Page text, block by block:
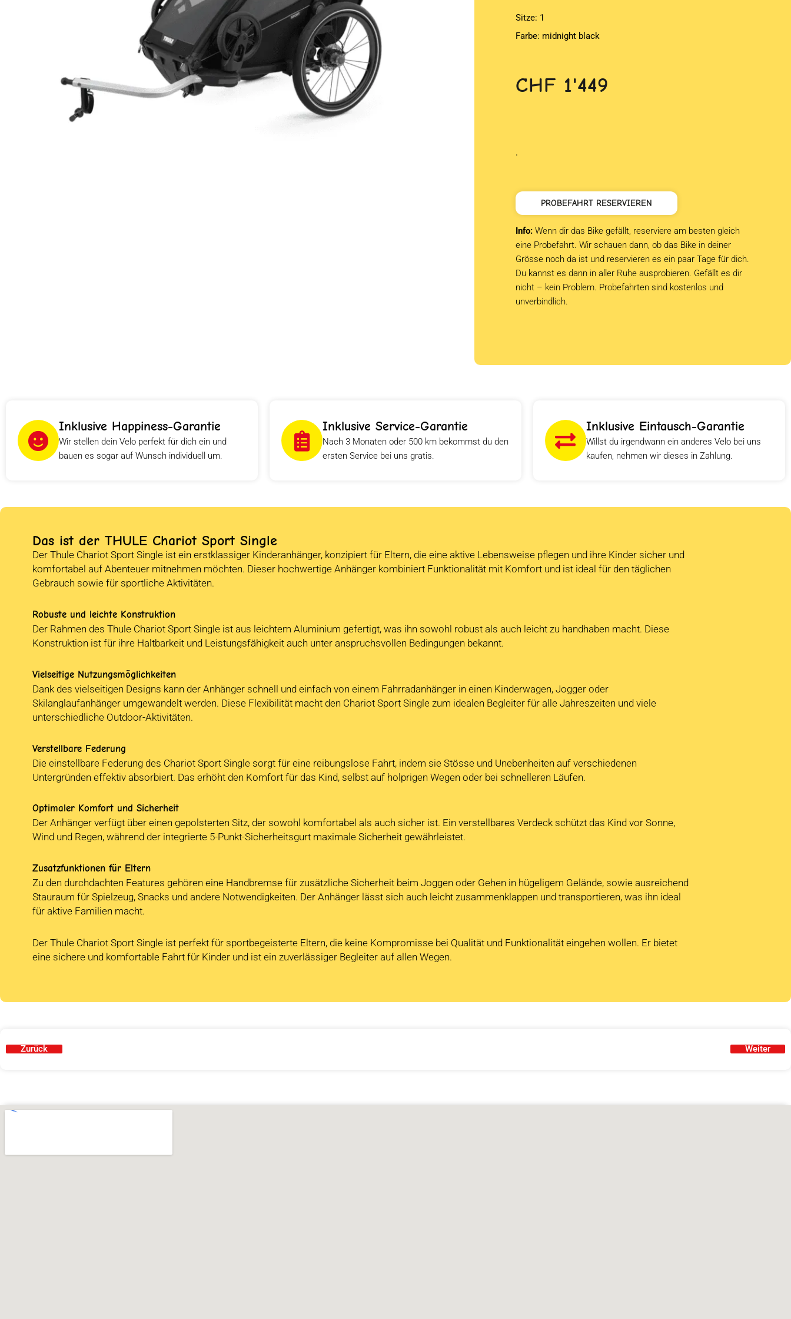
Sitze: 1
Farbe: midnight black
CHF 1'449
.
PROBEFAHRT RESERVIEREN
Info: Wenn dir das Bike gefällt, reserviere am besten gleich
eine Probefahrt. Wir schauen dann, ob das Bike in deiner
Grösse noch da ist und reservieren es ein paar Tage für dich.
Du kannst es dann in aller Ruhe ausprobieren. Gefällt es dir
nicht – kein Problem. Probefahrten sind kostenlos und
unverbindlich.
Inklusive Happiness-Garantie
Wir stellen dein Velo perfekt für dich ein und
bauen es sogar auf Wunsch individuell um.
Inklusive Service-Garantie
Nach 3 Monaten oder 500 km bekommst du den
ersten Service bei uns gratis.
Inklusive Eintausch-Garantie
Willst du irgendwann ein anderes Velo bei uns
kaufen, nehmen wir dieses in Zahlung.
Das ist der THULE Chariot Sport Single
Der Thule Chariot Sport Single ist ein erstklassiger Kinderanhänger, konzipiert für Eltern, die eine aktive Lebensweise pflegen und ihre Kinder sicher und
komfortabel auf Abenteuer mitnehmen möchten. Dieser hochwertige Anhänger kombiniert Funktionalität mit Komfort und ist ideal für den täglichen
Gebrauch sowie für sportliche Aktivitäten.
Robuste und leichte Konstruktion
Der Rahmen des Thule Chariot Sport Single ist aus leichtem Aluminium gefertigt, was ihn sowohl robust als auch leicht zu handhaben macht. Diese
Konstruktion ist für ihre Haltbarkeit und Leistungsfähigkeit auch unter anspruchsvollen Bedingungen bekannt.
Vielseitige Nutzungsmöglichkeiten
Dank des vielseitigen Designs kann der Anhänger schnell und einfach von einem Fahrradanhänger in einen Kinderwagen, Jogger oder
Skilanglaufanhänger umgewandelt werden. Diese Flexibilität macht den Chariot Sport Single zum idealen Begleiter für alle Jahreszeiten und viele
unterschiedliche Outdoor-Aktivitäten.
Verstellbare Federung
Die einstellbare Federung des Chariot Sport Single sorgt für eine reibungslose Fahrt, indem sie Stösse und Unebenheiten auf verschiedenen
Untergründen effektiv absorbiert. Das erhöht den Komfort für das Kind, selbst auf holprigen Wegen oder bei schnelleren Läufen.
Optimaler Komfort und Sicherheit
Der Anhänger verfügt über einen gepolsterten Sitz, der sowohl komfortabel als auch sicher ist. Ein verstellbares Verdeck schützt das Kind vor Sonne,
Wind und Regen, während der integrierte 5-Punkt-Sicherheitsgurt maximale Sicherheit gewährleistet.
Zusatzfunktionen für Eltern
Zu den durchdachten Features gehören eine Handbremse für zusätzliche Sicherheit beim Joggen oder Gehen in hügeligem Gelände, sowie ausreichend
Stauraum für Spielzeug, Snacks und andere Notwendigkeiten. Der Anhänger lässt sich auch leicht zusammenklappen und transportieren, was ihn ideal
für aktive Familien macht.
Der Thule Chariot Sport Single ist perfekt für sportbegeisterte Eltern, die keine Kompromisse bei Qualität und Funktionalität eingehen wollen. Er bietet
eine sichere und komfortable Fahrt für Kinder und ist ein zuverlässiger Begleiter auf allen Wegen.
Zurück Weiter